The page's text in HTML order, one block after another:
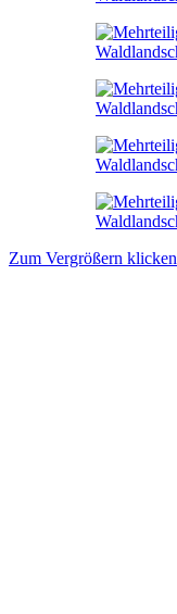
Zum Vergrößern klicken